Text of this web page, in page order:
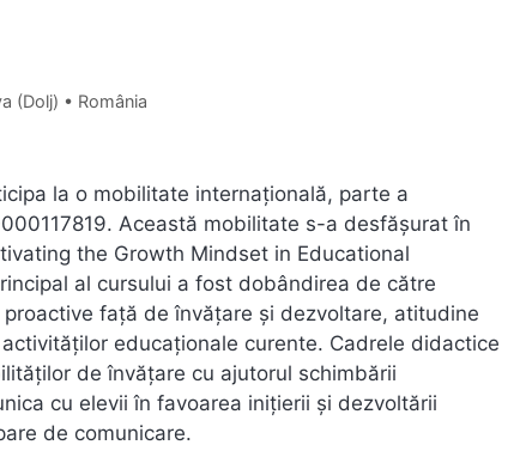
(Dolj) • România
la o mobilitate internațională, parte a
Această mobilitate s-a desfășurat în
the Growth Mindset in Educational
al cursului a fost dobândirea de către
față de învățare și dezvoltare, atitudine
educaționale curente. Cadrele didactice
de învățare cu ajutorul schimbării
cu elevii în favoarea inițierii și dezvoltării
de comunicare.